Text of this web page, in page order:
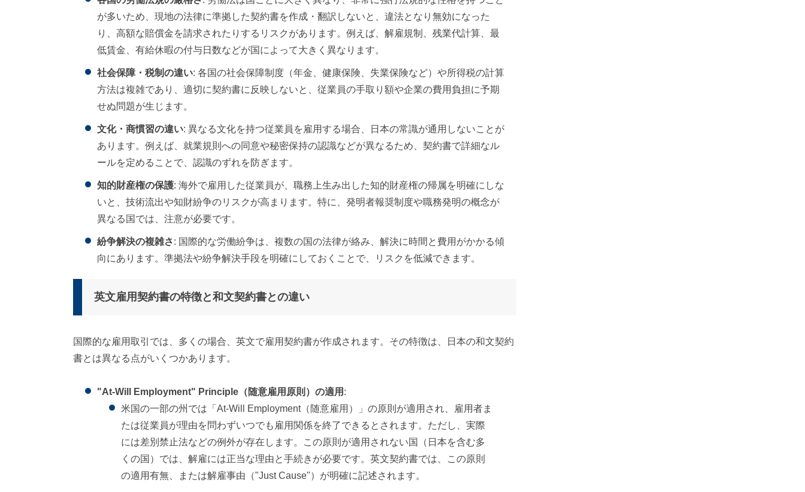
が多いため、現地の法律に準拠した契約書を作成・翻訳しないと、違法となり無効になった
り、高額な賠償金を請求されたりするリスクがあります。例えば、解雇規制、残業代計算、最
低賃金、有給休暇の付与日数などが国によって大きく異なります。
社会保障・税制の違い: 各国の社会保障制度（年金、健康保険、失業保険など）や所得税の計算
方法は複雑であり、適切に契約書に反映しないと、従業員の手取り額や企業の費用負担に予期
せぬ問題が生じます。
文化・商慣習の違い: 異なる文化を持つ従業員を雇用する場合、日本の常識が通用しないことが
あります。例えば、就業規則への同意や秘密保持の認識などが異なるため、契約書で詳細なル
ールを定めることで、認識のずれを防ぎます。
知的財産権の保護: 海外で雇用した従業員が、職務上生み出した知的財産権の帰属を明確にしな
いと、技術流出や知財紛争のリスクが高まります。特に、発明者報奨制度や職務発明の概念が
異なる国では、注意が必要です。
紛争解決の複雑さ: 国際的な労働紛争は、複数の国の法律が絡み、解決に時間と費用がかかる傾
向にあります。準拠法や紛争解決手段を明確にしておくことで、リスクを低減できます。
英文雇用契約書の特徴と和文契約書との違い
国際的な雇用取引では、多くの場合、英文で雇用契約書が作成されます。その特徴は、日本の和文契約
書とは異なる点がいくつかあります。
"At-Will Employment" Principle（随意雇用原則）の適用 :
米国の一部の州では「At-Will Employment（随意雇用）」の原則が適用され、雇用者ま
たは従業員が理由を問わずいつでも雇用関係を終了できるとされます。ただし、実際
には差別禁止法などの例外が存在します。この原則が適用されない国（日本を含む多
くの国）では、解雇には正当な理由と手続きが必要です。英文契約書では、この原則
の適用有無、または解雇事由（"Just Cause"）が明確に記述されます。